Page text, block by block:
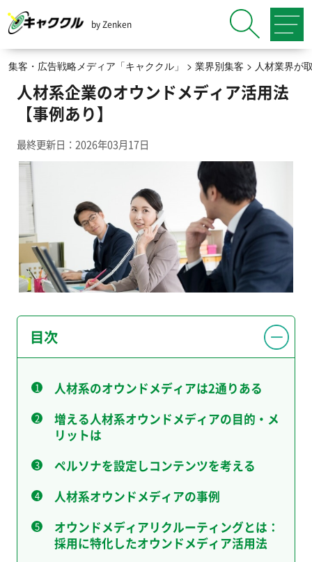
by Zenken
集客・広告戦略メディア「キャククル」 > 業界別集客 > 人材業界が
人材系企業のオウンドメディア活用法
【事例あり】
最終更新日：2026年03月17日
目次
人材系のオウンドメディアは2通りある
増える人材系オウンドメディアの目的・メ
リットは
ペルソナを設定しコンテンツを考える
人材系オウンドメディアの事例
オウンドメディアリクルーティングとは：
採用に特化したオウンドメディア活用法